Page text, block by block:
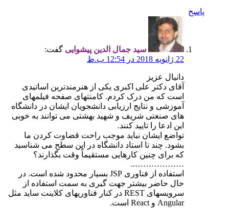
پاسخ
سید جمال الدین پیشوایی گفت:
22 ژانویه 2018 در 12:54 ب.ظ
دانیال عزیز
آقای دکتر علی اکبری یکی از هنرمندترین اساتیدی
است که من درک کردم. کامنتهای صفحه فیلمهای
آموزشی و نتایج ارزیابی دانشجویان ایشان در دانشگاه
های صنعتی شریف و شهید بهشتی می توانند به خوبی
این ادعا را تایید کنند.
تواضع ایشان نباید موجب راحت قضاوت کردن ما
بشود. چند تا استاد دانشگاه در این سطح می شناسید
که برای چنین کارهایی مستقیماً وقت بگذارند؟
………………..
استفاده از فناوری JSP بسیار محدود شده است. در
حال حاضر بیشتر جهت گیری به سمت استفاده از
سرویسهای REST در کنار فناوریهای کلاینت ساید مثل
Angular و React است.